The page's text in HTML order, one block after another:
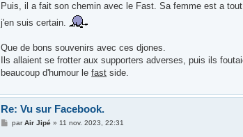
Puis, il a fait son chemin avec le Fast. Sa femme est a
j'en suis certain.
Que de bons souvenirs avec ces djones.
Ils allaient se frotter aux supporters adverses, puis ils
beaucoup d'humour lefast side.
Re: Vu sur Facebook.
MparAir Jipé » 11 nov. 2023, 22:31